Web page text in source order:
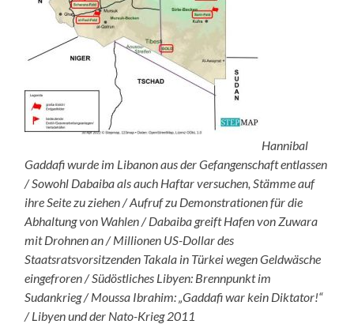
Hannibal
Gaddafi wurde im Libanon aus der Gefangenschaft entlassen
/ Sowohl Dabaiba als auch Haftar versuchen, Stämme auf
ihre Seite zu ziehen / Aufruf zu Demonstrationen für die
Abhaltung von Wahlen / Dabaiba greift Hafen von Zuwara
mit Drohnen an / Millionen US-Dollar des
Staatsratsvorsitzenden Takala in Türkei wegen Geldwäsche
eingefroren / Südöstliches Libyen: Brennpunkt im
Sudankrieg / Moussa Ibrahim: „Gaddafi war kein Diktator!“
/ Libyen und der Nato-Krieg 2011